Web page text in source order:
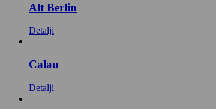
Alt Berlin
Detalji
Calau
Detalji